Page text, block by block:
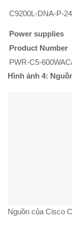
C9200L-DNA-P-
Power supplies
Product Number
PWR-C5-
Hình ảnh 4:
Nguồn của Cisco